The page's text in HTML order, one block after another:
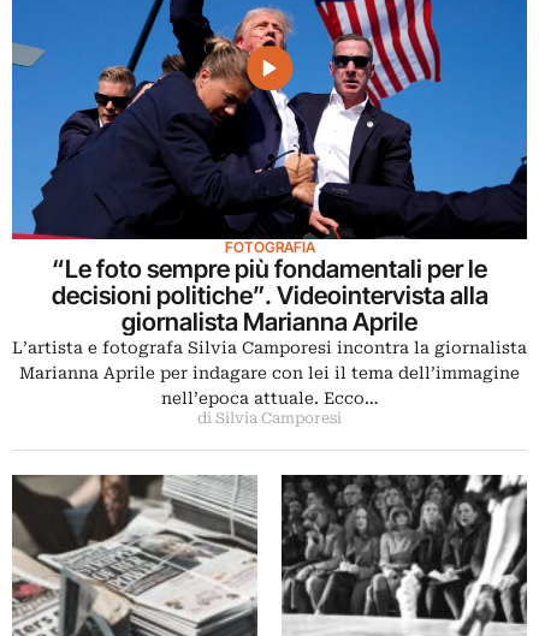
FOTOGRAFIA
“Le foto sempre più fondamentali per le
decisioni politiche”. Videointervista alla
giornalista Marianna Aprile
L’artista e fotografa Silvia Camporesi incontra la giornalista
Marianna Aprile per indagare con lei il tema dell’immagine
nell’epoca attuale. Ecco…
di Silvia Camporesi